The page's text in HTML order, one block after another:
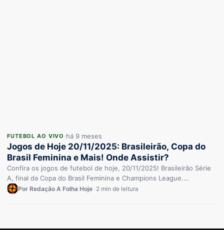
FUTEBOL AO VIVO há 9 meses
Jogos de Hoje 20/11/2025: Brasileirão, Copa do
Brasil Feminina e Mais! Onde Assistir?
Confira os jogos de futebol de hoje, 20/11/2025! Brasileirão Série
A, final da Copa do Brasil Feminina e Champions League.…
Por Redação A Folha Hoje 2 min de leitura